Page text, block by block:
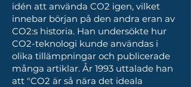
idén att använda CO2 igen, vilket
innebar början på den andra eran av
CO2:s historia. Han undersökte hur
CO2-teknologi kunde användas i
olika tillämpningar och publicerade
många artiklar. År 1993 uttalade han
att "CO2 är så nära det ideala